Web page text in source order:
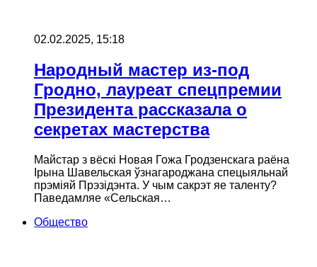
02.02.2025, 15:18
Народный мастер из-под
Гродно, лауреат спецпремии
Президента рассказала о
секретах мастерства
Майстар з вёскi Новая Гожа Гродзенскага раёна
Iрына Шавельская ўзнагароджана спецыяльнай
прэмiяй Прэзiдэнта. У чым сакрэт яе таленту?
Паведамляе «Сельская…
Общество